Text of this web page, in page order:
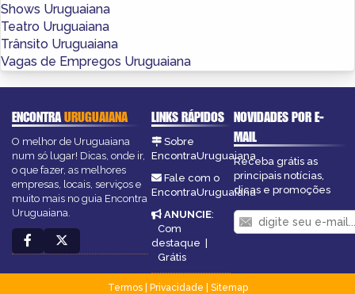
Shows Uruguaiana
Teatro Uruguaiana
Trânsito Uruguaiana
Vagas de Empregos Uruguaiana
ENCONTRAURUGUAIANA
O melhor de Uruguaiana
num só lugar! Dicas, onde ir,
o que fazer, as melhores
empresas, locais, serviços e
muito mais no guia Encontra
Uruguaiana.
LINKS RÁPIDOS
Sobre
EncontraUruguaiana
Fale com o
EncontraUruguaiana
ANUNCIE:
Com
destaque
Grátis
NOVIDADES POR E-
MAIL
Receba grátis as
principais notícias,
dicas e promoções
Termos| Privacidade
Sitemap